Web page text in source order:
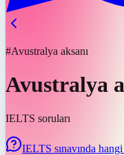
#Avustralya aksanı
Avustralya
IELTS soruları
IELTS sınavında hangi